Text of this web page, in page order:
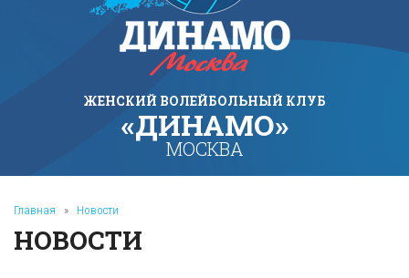
ЖЕНСКИЙ ВОЛЕЙБОЛЬНЫЙ КЛУБ
«ДИНАМО»
МОСКВА
Главная » Новости
НОВОСТИ